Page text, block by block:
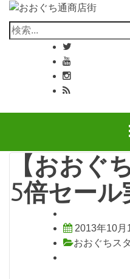
検
索:
【おおぐ
5倍セール
2013年10月
おおぐちス